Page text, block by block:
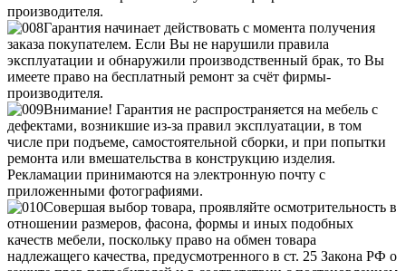
производителя.
Гарантия начинает действовать с момента получения
заказа покупателем. Если Вы не нарушили правила
эксплуатации и обнаружили производственный брак, то Вы
имеете право на бесплатный ремонт за счёт фирмы-
производителя.
Внимание! Гарантия не распространяется на мебель с
дефектами, возникшие из-за правил эксплуатации, в том
числе при подъеме, самостоятельной сборки, и при попытки
ремонта или вмешательства в конструкцию изделия.
Рекламации принимаются на электронную почту с
приложенными фотографиями.
Совершая выбор товара, проявляйте осмотрительность в
отношении размеров, фасона, формы и иных подобных
качеств мебели, поскольку право на обмен товара
надлежащего качества, предусмотренного в ст. 25 Закона РФ о